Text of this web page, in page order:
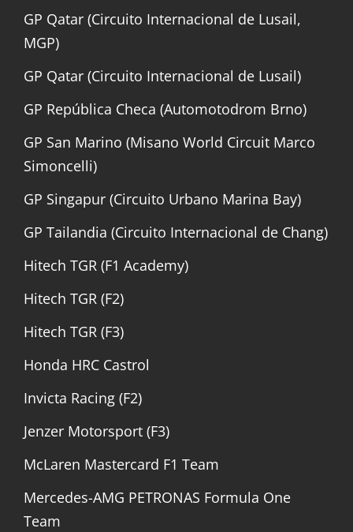
GP Qatar (Circuito Internacional de Lusail,
MGP)
GP Qatar (Circuito Internacional de Lusail)
GP República Checa (Automotodrom Brno)
GP San Marino (Misano World Circuit Marco
Simoncelli)
GP Singapur (Circuito Urbano Marina Bay)
GP Tailandia (Circuito Internacional de Chang)
Hitech TGR (F1 Academy)
Hitech TGR (F2)
Hitech TGR (F3)
Honda HRC Castrol
Invicta Racing (F2)
Jenzer Motorsport (F3)
McLaren Mastercard F1 Team
Mercedes-AMG PETRONAS Formula One
Team